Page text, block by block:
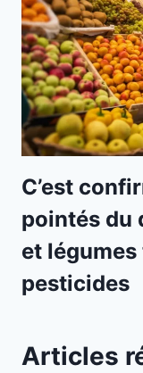
C’est
pointés du
et
pesticides
Articles